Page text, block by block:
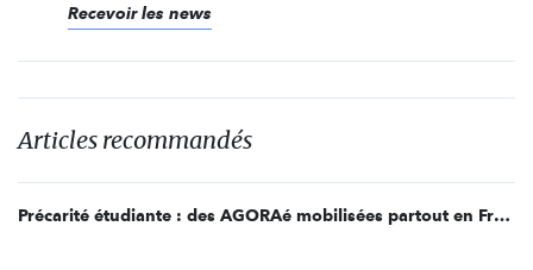
Recevoir les news
Articles recommandés
Précarité étudiante : des AGORAé mobilisées partout en France !